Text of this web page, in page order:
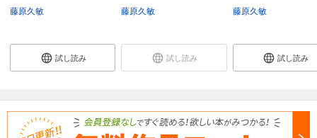
藤原久敏
試し読み
藤原久敏
試し読み
藤原久敏
試し読み